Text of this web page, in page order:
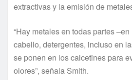
extractivas y la emisión de
“Hay metales en todas partes
cabello, detergentes, incluso en
se ponen en los calcetines para
olores”, señala Smith.